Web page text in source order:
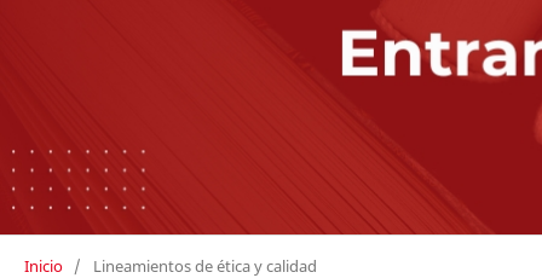
Inicio / Lineamientos de ética y calidad